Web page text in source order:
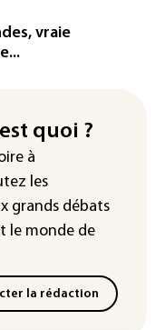
de
l'armée)
majorité
taxent
Chine
vraie
quoi ?
à
les
grands débats
le monde de
la rédaction